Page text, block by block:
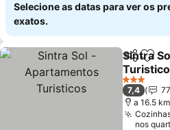
Selecione as datas para ver os
exatos.
Partilhar
Sintra
3 Estrelas
7,4
a 16.5
nos